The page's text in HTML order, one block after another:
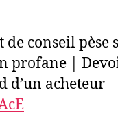
conseil pèse
profane |
d’un acheteur